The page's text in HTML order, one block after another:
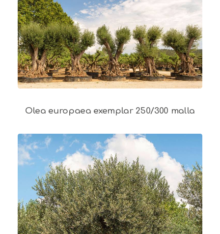
Olea europaea exemplar 250/300 malla